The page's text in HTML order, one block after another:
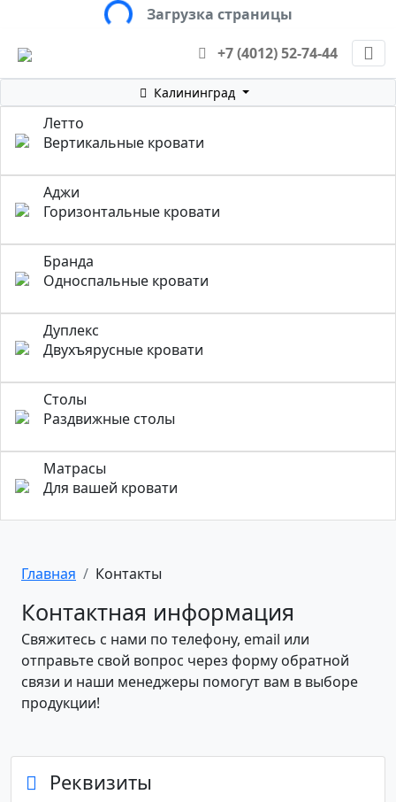
Загрузка страницы
+7 (4012) 52-74-44
Калининград
Летто
Вертикальные кровати
Аджи
Горизонтальные кровати
Бранда
Односпальные кровати
Дуплекс
Двухъярусные кровати
Столы
Раздвижные столы
Матрасы
Для вашей кровати
Главная Контакты
Контактная информация
Свяжитесь с нами по телефону, email или
отправьте свой вопрос через форму обратной
связи и наши менеджеры помогут вам в выборе
продукции!
Реквизиты